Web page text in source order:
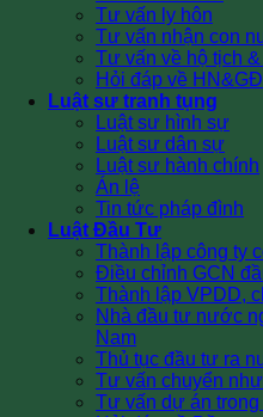
Tư vấn ly hôn
Tư vấn nhận con
Tư vấn về hộ tịch
Hỏi đáp về HN&GĐ
Luật sư tranh tụng
Luật sư hình sự
Luật sư dân sự
Luật sư hành chính
Án lệ
Tin tức pháp đình
Luật Đầu Tư
Thành lập công ty
Điều chỉnh GCN
Thành lập VPDD,
Nhà đầu tư nước
Nam
Thủ tục đầu tư ra
Tư vấn chuyển
Tư vấn dự án